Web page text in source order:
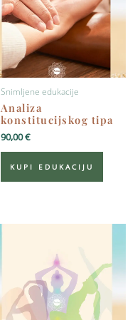
Snimljene edukacije
Analiza
konstitucijskog tipa
90,00€
KUPI EDUKACIJU